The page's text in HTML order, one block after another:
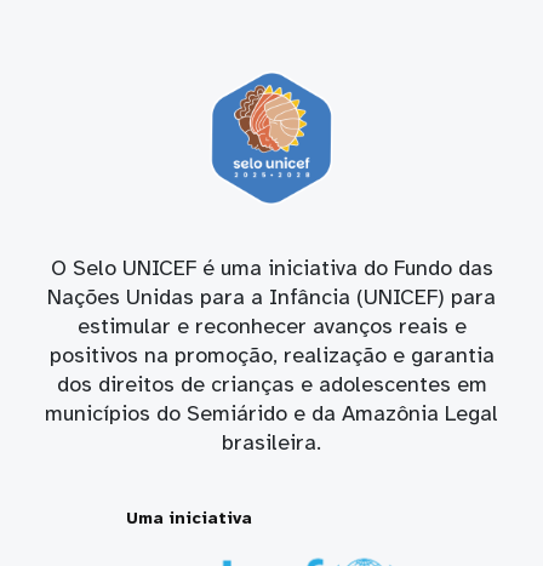
O Selo UNICEF é uma iniciativa do Fundo das
Nações Unidas para a Infância (UNICEF) para
estimular e reconhecer avanços reais e
positivos na promoção, realização e garantia
dos direitos de crianças e adolescentes em
municípios do Semiárido e da Amazônia Legal
brasileira.
Uma iniciativa